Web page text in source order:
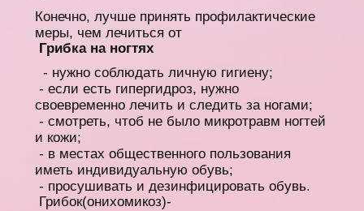
Конечно, лучше принять профилактические
меры, чем лечиться от
Грибка на ногтях
- нужно соблюдать личную гигиену;
- если есть гипергидроз, нужно
своевременно лечить и следить за ногами;
- смотреть, чтоб не было микротравм ногтей
и кожи;
- в местах общественного пользования
иметь индивидуальную обувь;
- просушивать и дезинфицировать обувь.
Грибок(онихомикоз)-